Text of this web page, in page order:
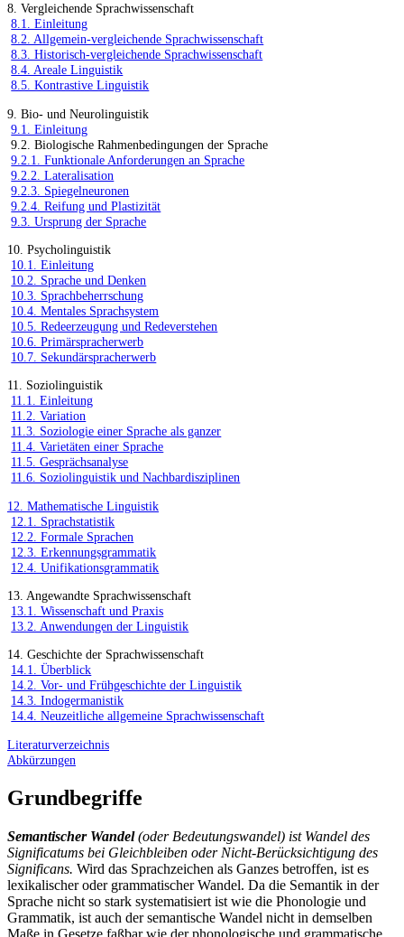
8. Vergleichende Sprachwissenschaft
8.1. Einleitung
8.2. Allgemein-vergleichende Sprachwissenschaft
8.3. Historisch-vergleichende Sprachwissenschaft
8.4. Areale Linguistik
8.5. Kontrastive Linguistik
9. Bio- und Neurolinguistik
9.1. Einleitung
9.2. Biologische Rahmenbedingungen der Sprache
9.2.1. Funktionale Anforderungen an Sprache
9.2.2. Lateralisation
9.2.3. Spiegelneuronen
9.2.4. Reifung und Plastizität
9.3. Ursprung der Sprache
10. Psycholinguistik
10.1. Einleitung
10.2. Sprache und Denken
10.3. Sprachbeherrschung
10.4. Mentales Sprachsystem
10.5. Redeerzeugung und Redeverstehen
10.6. Primärspracherwerb
10.7. Sekundärspracherwerb
11. Soziolinguistik
11.1. Einleitung
11.2. Variation
11.3. Soziologie einer Sprache als ganzer
11.4. Varietäten einer Sprache
11.5. Gesprächsanalyse
11.6. Soziolinguistik und Nachbardisziplinen
12. Mathematische Linguistik
12.1. Sprachstatistik
12.2. Formale Sprachen
12.3. Erkennungsgrammatik
12.4. Unifikationsgrammatik
13. Angewandte Sprachwissenschaft
13.1. Wissenschaft und Praxis
13.2. Anwendungen der Linguistik
14. Geschichte der Sprachwissenschaft
14.1. Überblick
14.2. Vor- und Frühgeschichte der Linguistik
14.3. Indogermanistik
14.4. Neuzeitliche allgemeine Sprachwissenschaft
Literaturverzeichnis
Abkürzungen
Grundbegriffe
Semantischer Wandel(oder Bedeutungswandel) ist Wandel des
Significatums bei Gleichbleiben oder Nicht-Berücksichtigung des
Significans. Wird das Sprachzeichen als Ganzes betroffen, ist es
lexikalischer oder grammatischer Wandel. Da die Semantik in der
Sprache nicht so stark systematisiert ist wie die Phonologie und
Grammatik, ist auch der semantische Wandel nicht in demselben
Maße in Gesetze faßbar wie der phonologische und grammatische